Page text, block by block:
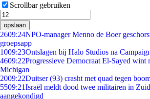
Scrollbar gebruiken
opslaan
2609:24NPO-manager Menno de Boer
groepsapp
1009:23Ontslagen bij Halo Studios na
4609:22Progressieve Democraat El-Sayed
Michigan
2009:22Duitser (93) crasht met quad tegen
5509:21Israël meldt dood twee militairen in
aangekondigd